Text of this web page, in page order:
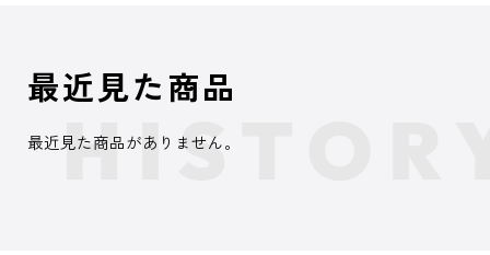
最近見た商品
最近見た商品がありません。